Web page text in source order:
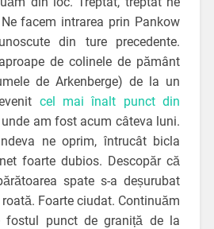
facem intrarea prin Pankow
din ture precedente.
de colinele de pământ
de Arkenberge) de la un
cel mai înalt punct din
am fost acum câteva luni.
ne oprim, întrucât bicla
foarte dubios. Descopăr că
spate s-a deșurubat
Foarte ciudat. Continuăm
fostul punct de graniță de la